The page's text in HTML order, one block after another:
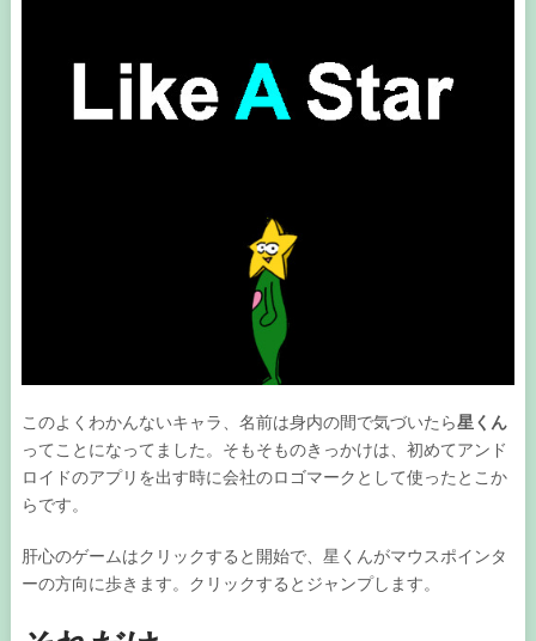
このよくわかんないキャラ、名前は身内の間で気づいたら星くん
ってことになってました。そもそものきっかけは、初めてアンド
ロイドのアプリを出す時に会社のロゴマークとして使ったとこか
らです。
肝心のゲームはクリックすると開始で、星くんがマウスポインタ
ーの方向に歩きます。クリックするとジャンプします。